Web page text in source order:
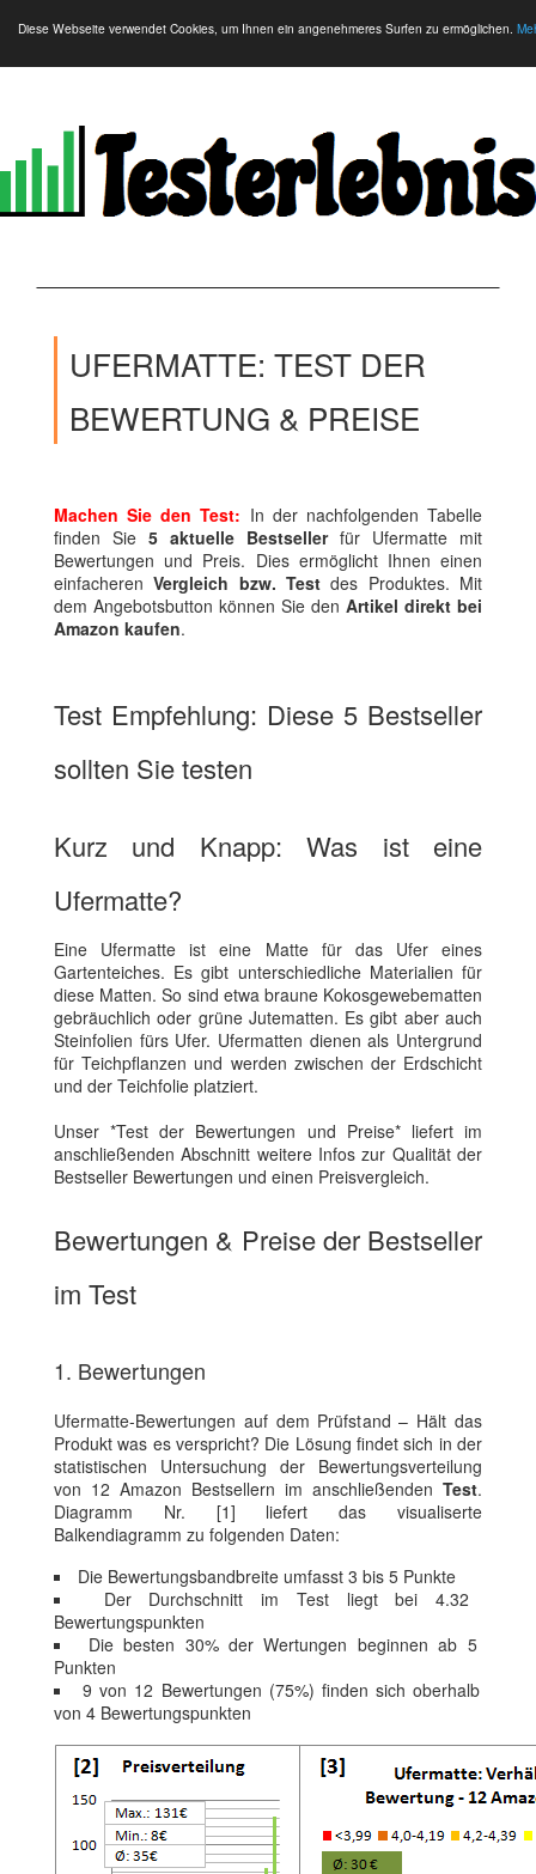
Diese Webseite verwendet Cookies, um Ihnen ein angenehmeres Surfen zu ermöglichen.
UFERMATTE: TEST DER
BEWERTUNG & PREISE
Machen Sie den Test: In der nachfolgenden Tabelle
finden Sie 5 aktuelle Bestsellerfür Ufermatte mit
Bewertungen und Preis. Dies ermöglicht Ihnen einen
einfacherenVergleich bzw. Test des Produktes. Mit
dem Angebotsbutton können Sie den Artikel direkt bei
Amazon kaufen.
Test Empfehlung: Diese 5 Bestseller
sollten Sie testen
Kurz und Knapp: Was ist eine
Ufermatte?
Eine Ufermatte ist eine Matte für das Ufer eines
Gartenteiches. Es gibt unterschiedliche Materialien für
diese Matten. So sind etwa braune Kokosgewebematten
gebräuchlich oder grüne Jutematten. Es gibt aber auch
Steinfolien fürs Ufer. Ufermatten dienen als Untergrund
für Teichpflanzen und werden zwischen der Erdschicht
und der Teichfolie platziert.
Unser *Test der Bewertungen und Preise* liefert im
anschließenden Abschnitt weitere Infos zur Qualität der
Bestseller Bewertungen und einen Preisvergleich.
Bewertungen & Preise der Bestseller
im Test
1. Bewertungen
Ufermatte-Bewertungen auf dem Prüfstand – Hält das
Produkt was es verspricht? Die Lösung findet sich in der
statistischen Untersuchung der Bewertungsverteilung
von 12 Amazon Bestsellern im anschließenden Test.
Diagramm Nr. [1] liefert das visualiserte
Balkendiagramm zu folgenden Daten:
Die Bewertungsbandbreite umfasst 3 bis 5 Punkte
Der Durchschnitt im Test liegt bei 4.32
Bewertungspunkten
Die besten 30% der Wertungen beginnen ab 5
Punkten
9 von 12 Bewertungen (75%) finden sich oberhalb
von 4 Bewertungspunkten